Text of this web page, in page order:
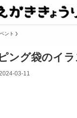
ント
ング袋のイラ
03-11